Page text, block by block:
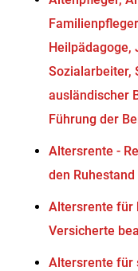
Heilpädagoge,
Sozialarbeiter,
ausländischer
Führung der
Altersrente -
den
Altersrente für
Versicherte
Altersrente für